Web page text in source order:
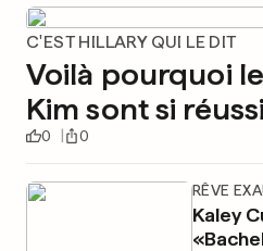
C'EST HILLARY QUI LE DIT
Voilà pourquoi
Kim sont si
0 0
RÊVE
Kaley